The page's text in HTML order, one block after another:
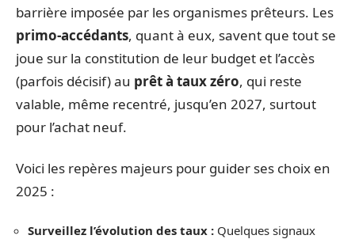
barrière imposée par les organismes prêteurs. Les
primo-accédants, quant à eux, savent que tout se
joue sur la constitution de leur budget et l’accès
(parfois décisif) au prêt à taux zéro, qui reste
valable, même recentré, jusqu’en 2027, surtout
pour l’achat neuf.
Voici les repères majeurs pour guider ses choix en
2025 :
Surveillez l’évolution des taux : Quelques signaux